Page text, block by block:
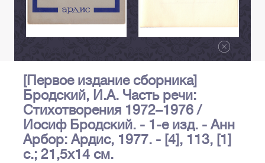
[Первое издание сборника]
Бродский, И.А. Часть речи:
Стихотворения 1972–1976 /
Иосиф Бродский. - 1-е изд. - Анн
Арбор: Ардис, 1977. - [4], 113, [1]
с.; 21,5х14 см.